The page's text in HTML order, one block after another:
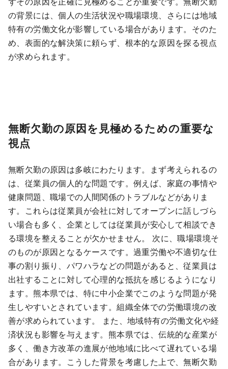
の背景には、個人の生活状況や職場環境、さらには地域
特有の労働文化が影響している場合があります。そのた
め、表面的な解決策に頼らず、根本的な原因を探る視点
が求められます。
無断欠勤の原因を見極めるための重要な
視点
無断欠勤の原因は多岐にわたります。まず考えられるの
は、従業員の個人的な問題です。例えば、家庭の事情や
健康問題、職場での人間関係のトラブルなどがありま
す。これらは従業員が会社に対してオープンに話しづら
い場合も多く、企業としては従業員が安心して相談でき
る環境を整えることが欠かせません。 次に、職場環境そ
のものが原因となるケースです。過重労働や不適切な仕
事の割り振り、パワハラなどの問題があると、従業員は
出社することに対して心理的な抵抗を感じるようになり
ます。熊本県では、特に中小企業でこのような問題が発
生しやすいとされています。組織全体での労働環境の改
善が求められています。 また、地域特有の労働文化や経
済状況も影響を与えます。熊本県では、伝統的な産業が
多く、働き方改革の進展が他地域に比べて遅れている場
合があります。こうした背景を考慮した上で、無断欠勤